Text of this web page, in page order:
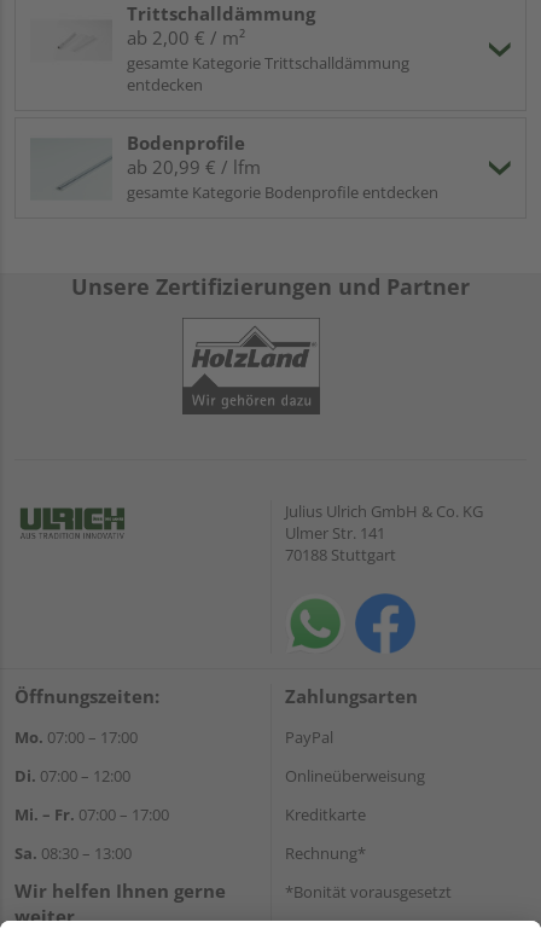
Trittschalldämmung
ab 2,00 € / m²
gesamte Kategorie Trittschalldämmung
entdecken
Bodenprofile
ab 20,99 € / lfm
gesamte Kategorie Bodenprofile entdecken
Unsere Zertifizierungen und Partner
Julius Ulrich GmbH & Co. KG
Ulmer Str. 141
70188 Stuttgart
Öffnungszeiten:
Mo. 07:00 – 17:00
Di. 07:00 – 12:00
Mi. – Fr. 07:00 – 17:00
Sa. 08:30 – 13:00
Wir helfen Ihnen gerne
weiter
Zahlungsarten
PayPal
Onlineüberweisung
Kreditkarte
Rechnung*
*Bonität vorausgesetzt